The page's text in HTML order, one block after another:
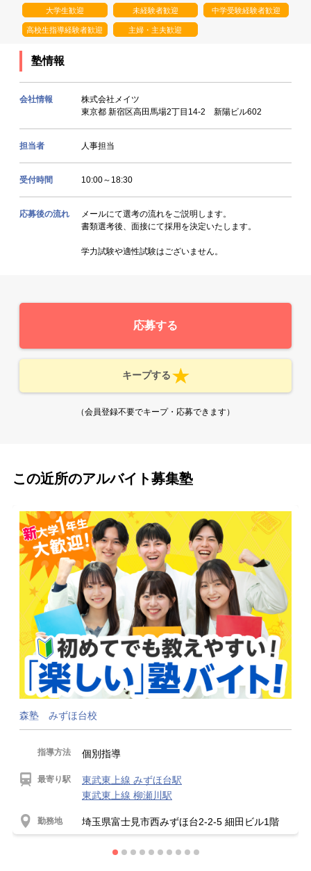
大学生歓迎 未経験者歓迎 中学受験経験者歓迎
高校生指導経験者歓迎 主婦・主夫歓迎
塾情報
会社情報
株式会社メイツ
東京都 新宿区高田馬場2丁目14-2 新陽ビル602
担当者 人事担当
受付時間 10:00～18:30
応募後の流れ
メールにて選考の流れをご説明します。
書類選考後、面接にて採用を決定いたします。
学力試験や適性試験はございません。
応募する
キープする
（会員登録不要でキープ・応募できます）
この近所のアルバイト募集塾
森塾 みずほ台校
指導方法 個別指導
最寄り駅
東武東上線 みずほ台駅
東武東上線 柳瀬川駅
勤務地 埼玉県富士見市西みずほ台2-2-5 細田ビル1階